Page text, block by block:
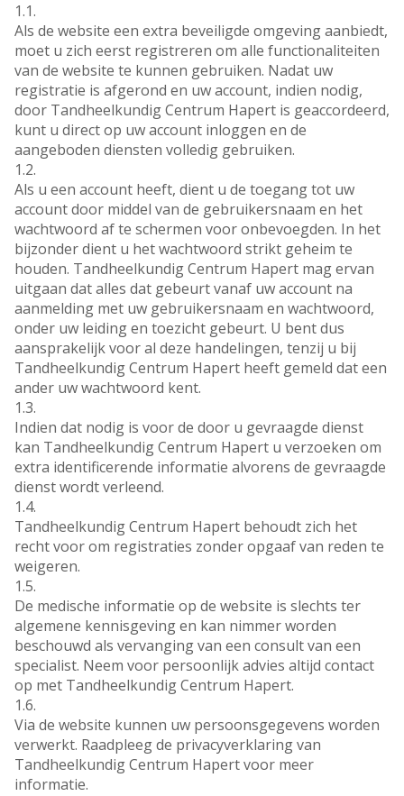
1.1.
Als de website een extra beveiligde omgeving aanbiedt,
moet u zich eerst registreren om alle functionaliteiten
van de website te kunnen gebruiken. Nadat uw
registratie is afgerond en uw account, indien nodig,
door Tandheelkundig Centrum Hapert is geaccordeerd,
kunt u direct op uw account inloggen en de
aangeboden diensten volledig gebruiken.
1.2.
Als u een account heeft, dient u de toegang tot uw
account door middel van de gebruikersnaam en het
wachtwoord af te schermen voor onbevoegden. In het
bijzonder dient u het wachtwoord strikt geheim te
houden. Tandheelkundig Centrum Hapert mag ervan
uitgaan dat alles dat gebeurt vanaf uw account na
aanmelding met uw gebruikersnaam en wachtwoord,
onder uw leiding en toezicht gebeurt. U bent dus
aansprakelijk voor al deze handelingen, tenzij u bij
Tandheelkundig Centrum Hapert heeft gemeld dat een
ander uw wachtwoord kent.
1.3.
Indien dat nodig is voor de door u gevraagde dienst
kan Tandheelkundig Centrum Hapert u verzoeken om
extra identificerende informatie alvorens de gevraagde
dienst wordt verleend.
1.4.
Tandheelkundig Centrum Hapert behoudt zich het
recht voor om registraties zonder opgaaf van reden te
weigeren.
1.5.
De medische informatie op de website is slechts ter
algemene kennisgeving en kan nimmer worden
beschouwd als vervanging van een consult van een
specialist. Neem voor persoonlijk advies altijd contact
op met Tandheelkundig Centrum Hapert.
1.6.
Via de website kunnen uw persoonsgegevens worden
verwerkt. Raadpleeg de privacyverklaring van
Tandheelkundig Centrum Hapert voor meer
informatie.